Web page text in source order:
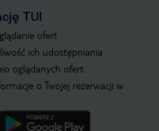
TUI
ofert
ich udostępniania
oglądanych ofert
o Twojej rezerwacji w